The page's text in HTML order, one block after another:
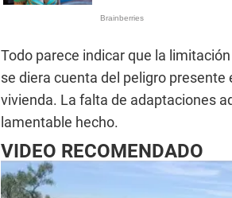
Todo parece indicar que la
se diera cuenta del peligro
vivienda. La falta de adaptaciones
lamentable hecho.
VIDEO RECOMENDADO